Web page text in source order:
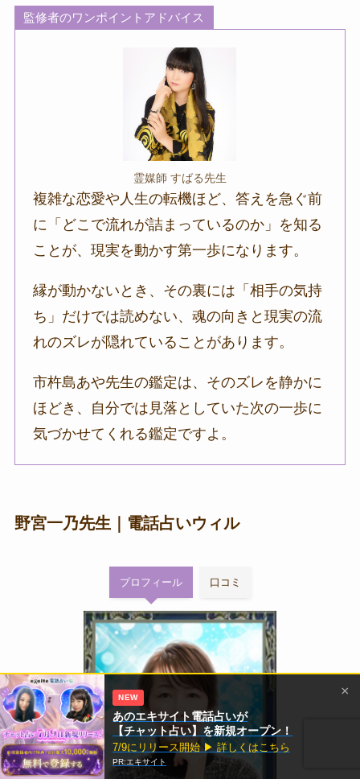
監修者のワンポイントアドバイス
霊媒師 すばる先生
複雑な恋愛や人生の転機ほど、答えを急ぐ前
に「どこで流れが詰まっているのか」を知る
ことが、現実を動かす第一歩になります。
縁が動かないとき、その裏には「相手の気持
ち」だけでは読めない、魂の向きと現実の流
れのズレが隠れていることがあります。
市杵島あや先生の鑑定は、そのズレを静かに
ほどき、自分では見落としていた次の一歩に
気づかせてくれる鑑定ですよ。
野宮一乃先生｜電話占いウィル
プロフィール 口コミ
NEW
あのエキサイト電話占いが
【チャット占い】を新規オープン！
7/9にリリース開始 ▶ 詳しくはこちら
PR:エキサイト
×